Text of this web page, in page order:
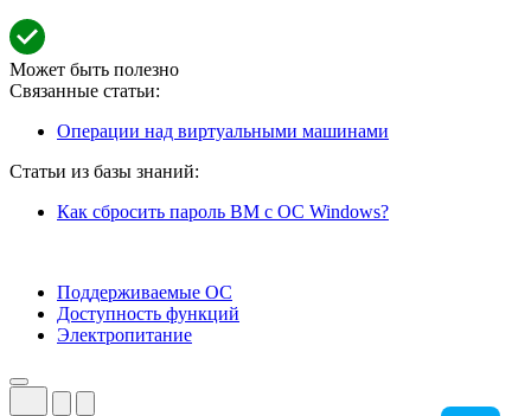
Может быть полезно
Связанные статьи:
Операции над виртуальными машинами
Статьи из базы знаний:
Как сбросить пароль ВМ с ОС Windows?
Поддерживаемые ОС
Доступность функций
Электропитание